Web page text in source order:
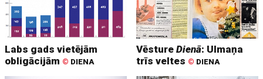
Labs gads vietējām
obligācijām © DIENA
VēstureDienā: Ulmaņa
trīs veltes © DIENA